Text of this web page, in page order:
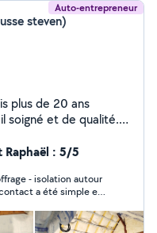
Auto-entrepreneur
steven)
plus de 20 ans
soigné et de qualité.
satisfaire vos
Raphaël : 5/5
a été simple et